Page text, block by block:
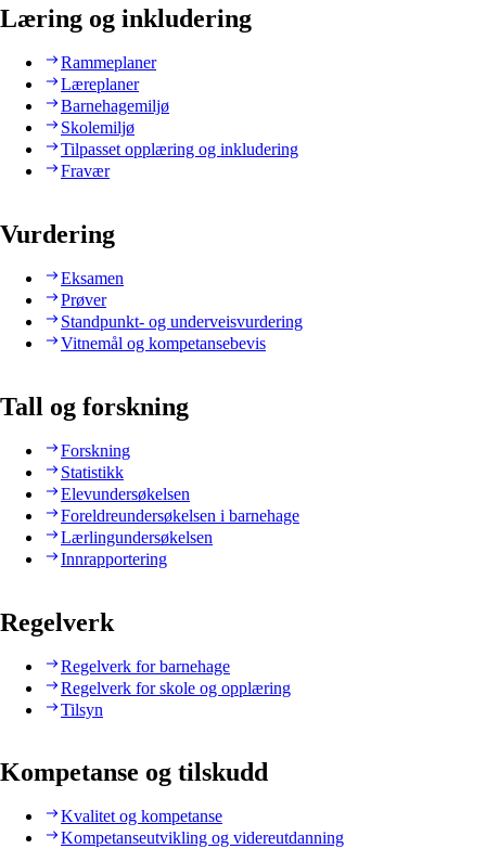
Læring og inkludering
Rammeplaner
Læreplaner
Barnehagemiljø
Skolemiljø
Tilpasset opplæring og inkludering
Fravær
Vurdering
Eksamen
Prøver
Standpunkt- og underveisvurdering
Vitnemål og kompetansebevis
Tall og forskning
Forskning
Statistikk
Elevundersøkelsen
Foreldreundersøkelsen i barnehage
Lærlingundersøkelsen
Innrapportering
Regelverk
Regelverk for barnehage
Regelverk for skole og opplæring
Tilsyn
Kompetanse og tilskudd
Kvalitet og kompetanse
Kompetanseutvikling og videreutdanning